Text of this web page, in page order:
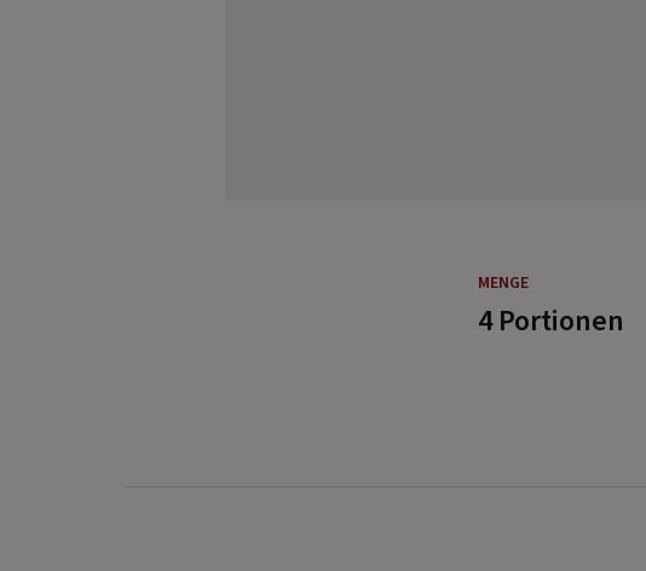
MENGE
4 Portionen